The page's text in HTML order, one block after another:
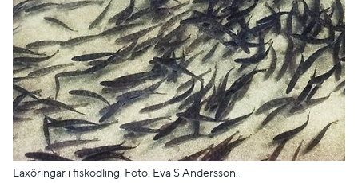
Laxöringar i fiskodling. Foto: Eva S Andersson.